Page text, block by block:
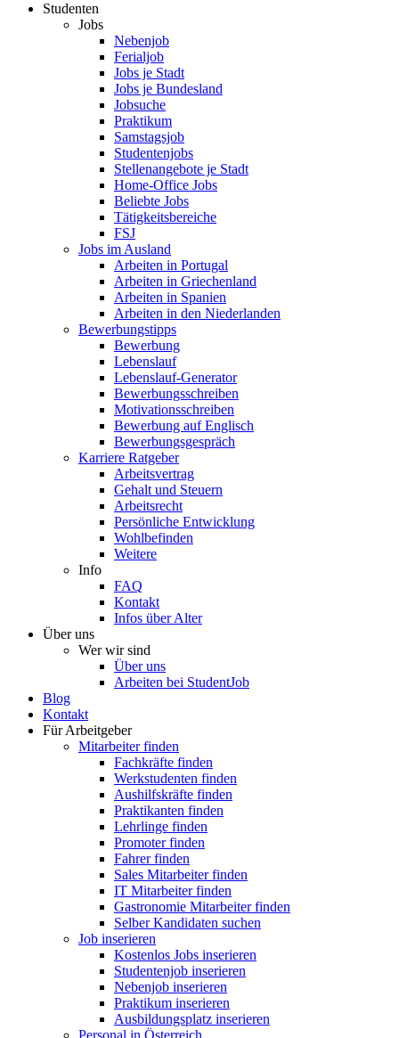
Studenten
Jobs
Nebenjob
Ferialjob
Jobs je Stadt
Jobs je Bundesland
Jobsuche
Praktikum
Samstagsjob
Studentenjobs
Stellenangebote je Stadt
Home-Office Jobs
Beliebte Jobs
Tätigkeitsbereiche
FSJ
Jobs im Ausland
Arbeiten in Portugal
Arbeiten in Griechenland
Arbeiten in Spanien
Arbeiten in den Niederlanden
Bewerbungstipps
Bewerbung
Lebenslauf
Lebenslauf-Generator
Bewerbungsschreiben
Motivationsschreiben
Bewerbung auf Englisch
Bewerbungsgespräch
Karriere Ratgeber
Arbeitsvertrag
Gehalt und Steuern
Arbeitsrecht
Persönliche Entwicklung
Wohlbefinden
Weitere
Info
FAQ
Kontakt
Infos über Alter
Über uns
Wer wir sind
Über uns
Arbeiten bei StudentJob
Blog
Kontakt
Für Arbeitgeber
Mitarbeiter finden
Fachkräfte finden
Werkstudenten finden
Aushilfskräfte finden
Praktikanten finden
Lehrlinge finden
Promoter finden
Fahrer finden
Sales Mitarbeiter finden
IT Mitarbeiter finden
Gastronomie Mitarbeiter finden
Selber Kandidaten suchen
Job inserieren
Kostenlos Jobs inserieren
Studentenjob inserieren
Nebenjob inserieren
Praktikum inserieren
Ausbildungsplatz inserieren
Personal in Österreich